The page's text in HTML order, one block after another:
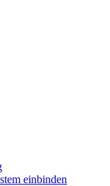
einbinden